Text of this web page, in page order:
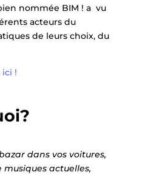
nommée BIM ! a vu
acteurs du
de leurs choix, du
ici !
dans vos voitures,
actuelles,